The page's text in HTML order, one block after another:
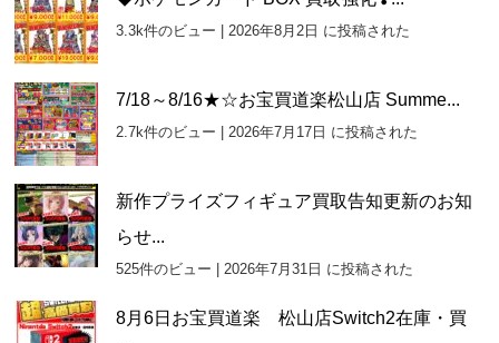
イ
ブ
3.3k件のビュー |2026年8月2日 に投稿された
7/18～8/16★☆お宝買道楽松山店 Summe...
2.7k件のビュー |2026年7月17日 に投稿された
新作プライズフィギュア買取告知更新のお知
らせ...
525件のビュー |2026年7月31日 に投稿された
8月6日お宝買道楽 松山店Switch2在庫・買